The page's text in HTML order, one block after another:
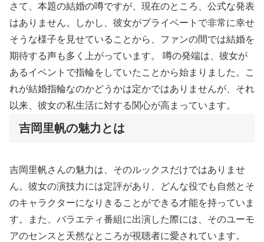
さて、本題の結婚の噂ですが、現在のところ、公式な発表
はありません。しかし、彼女がプライベートで非常に幸せ
そうな様子を見せていることから、ファンの間では結婚を
期待する声も多く上がっています。 噂の発端は、彼女が
あるイベントで指輪をしていたことから始まりました。こ
れが結婚指輪なのかどうかは定かではありませんが、それ
以来、彼女の私生活に対する関心が高まっています。
吉岡里帆の魅力とは
吉岡里帆さんの魅力は、そのルックスだけではありませ
ん。彼女の演技力には定評があり、どんな役でも自然とそ
のキャラクターになりきることができる才能を持っていま
す。また、バラエティ番組に出演した際には、そのユーモ
アのセンスと天然なところが視聴者に愛されています。